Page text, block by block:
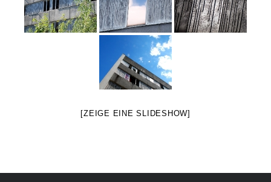
[ZEIGE EINE SLIDESHOW]